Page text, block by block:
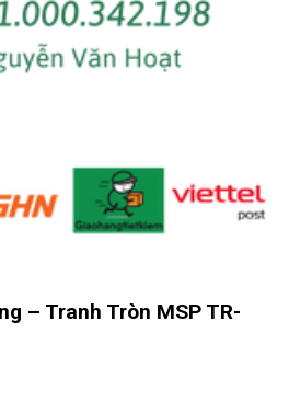
– Tranh Tròn MSP TR-